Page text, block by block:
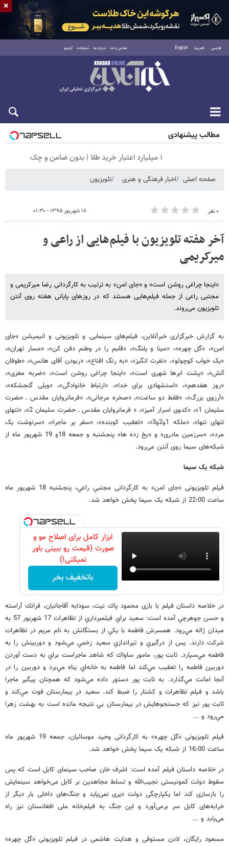
فارسی العربية English تماس با ما درباره ما تبلیغات آرشیو
شنبه ۱۷ مرداد ۱۴۰۵
مطالب پیشنهادی
۱ میلیارد اعتبار خرید طلا | بدون ضامن و چک
صفحه اصلی اخبار فرهنگی و هنری تلویزیون
۰ نفر ۱۸ شهریور ۱۳۹۵ - ۰۱:۳۰
آخر هفته تلویزیون با فیلم‌هایی از راعی و
میرکریمی
«اینجا چراغی روشن است» و «جای امن» به ترتیب به کارگردانی رضا میرکریمی و
مجتبی راعی از جمله فیلم‌هایی هستند که در روزهای پایانی هفته روی آنتن
تلویزیون می‌روند.
به گزارش خبرگزاری خبرآنلاین، فیلم‌های سینمایی و تلویزیونی و انیمیشن «جای
امن»، «گل چهره»، «مینا و پلنگ»، «قلبم را در وطنم دفن کن»، «مسار تهران»،
«یک خواب کوچولو»، «نفرت انگیز»، «به رنگ اقناع»، «ربودن آقای هانس»، «طوفان
آتش»، «پشت ابرها شهری است»، «اینجا چراغی روشن است»، «ضربه مغزی»،
«روز هفدهم»، «استشهادی برای خدا»، «ارتباط خانوادگی»، «ویلی گنجشکه»،
«آرزوی بزرگ»، «فقط دو ساعت»، «صخره مرجانی»، «فرمانروایان مقدس ـ حضرت
سلیمان 1»، «کدوی اسرار آمیز»، « فرمانروایان مقدس ـ حضرت سلیمان 2»، «تنهای
تنهای تنها»، «ملکه 1و2و3»، «تعقیب کوبنده»، «سفر پر ماجرا»، «سرنوشت یک
مرد»، «سرزمین مادری» و «یخ زده ها» پنجشنبه و جمعه 18و 19 شهریور ماه از
شبکه‌های سیما روی آنتن می‌رود.
شبکه یک سیما
فیلم تلویزیونی «جای امن» به کارگردانی مجتبي راعي، پنجشنبه 18 شهریور ‌ماه
ساعت 22:00 از شبکه یک سیما پخش خواهد شد.
ابزار کامل برای اصلاح مو و
صورت (قیمت رو ببینی باور
نمیکنی!)
باتخفیف بخر
در خلاصه داستان فیلم با بازی محمود پاك نيت، سودابه آقاجانيان، فرانك آراسته
و حسن جوهرچي آمده است: سعيد براي فيلمبرداري از تظاهرات 17 شهريور 57 به
ميدان ژاله مي‌رود. همسرش فاطمه با يكي از بستگانش به نام مريم در تظاهرات
شركت دارند. پس از درگيري و تيراندازي سعيد زخمي مي‌شود و دوربينش را به
فاطمه مي‌سپارد. ثابت پور، مامور ساواك كه شاهد ماجراست براي به دست آوردن
دوربين فاطمه را تعقيب مي‌كند اما فاطمه به خانه‌اي پناه مي‌برد و دوربين را در
آنجا امانت مي‌گذارد. به ثابت پور دستور داده مي‌شود كه همچنان پيگير ماجرا
باشد و فيلم تظاهرات و كشتار را ضبط كند. سعيد در بيمارستان فوت مي‌كند و
ثابت پور نيز كه جستجوهايش در بيمارستان بي نتيجه مانده است به بهشت زهرا
مي‌رود و ...
فیلم تلویزیونی «گل چهره» به کارگردانی وحید موسائیان، جمعه 19 شهریور ‌ماه
ساعت 16:00 از شبکه یک سیما پخش خواهد شد.
در خلاصه داستان فیلم آمده است: اشرف خان صاحب سینمای کابل است که پس
سقوط دولت کمونیستی نجیب‌الله و تسلط مجاهدین بر کابل می‌خواهد سینمایش
را بازسازی کند اما یکپارچگی دولت دیری نمی‌پاید و جنگ‌های داخلی بار دیگر از
خرابه‌های کابل سر برمی‌آورد و این جنگ به فیلم‌خانه ملی افغانستان نیز راه
می‌یابد و ...
مسعود رایگان، لادن مستوفی و هدایت هاشمی در فیلم تلویزیونی «گل چهره»
×